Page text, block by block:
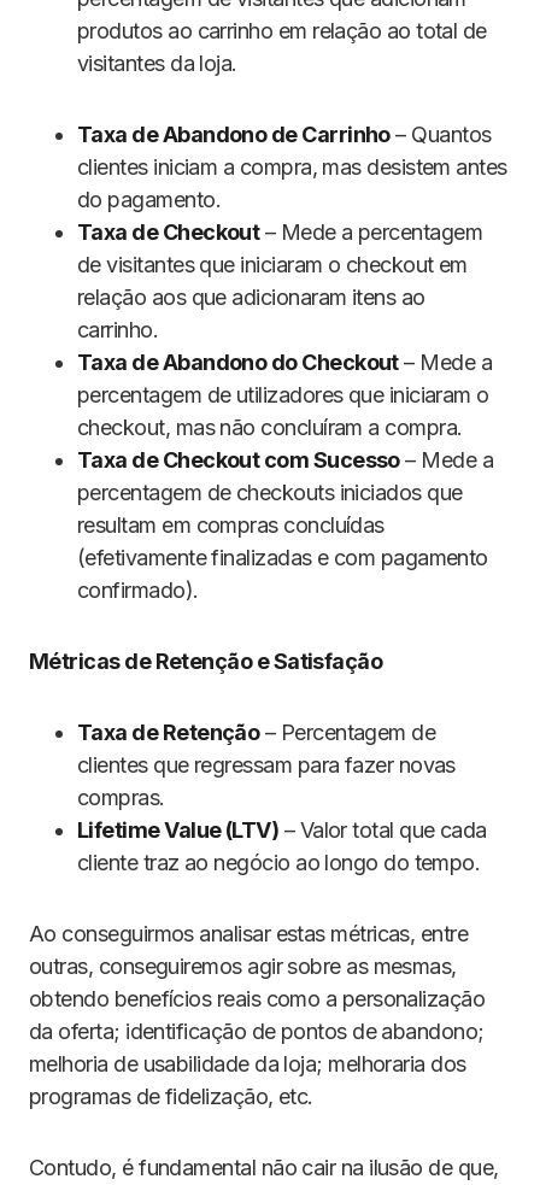
produtos ao carrinho em relação ao total de
visitantes da loja.
Taxa de Abandono de Carrinho– Quantos
clientes iniciam a compra, mas desistem antes
do pagamento.
Taxa de Checkout– Mede a percentagem
de visitantes que iniciaram o checkout em
relação aos que adicionaram itens ao
carrinho.
Taxa de Abandono do Checkout– Mede a
percentagem de utilizadores que iniciaram o
checkout, mas não concluíram a compra.
Taxa de Checkout com Sucesso– Mede a
percentagem de checkouts iniciados que
resultam em compras concluídas
(efetivamente finalizadas e com pagamento
confirmado).
Métricas de Retenção e Satisfação
Taxa de Retenção– Percentagem de
clientes que regressam para fazer novas
compras.
Lifetime Value (LTV) – Valor total que cada
cliente traz ao negócio ao longo do tempo.
Ao conseguirmos analisar estas métricas, entre
outras, conseguiremos agir sobre as mesmas,
obtendo benefícios reais como a personalização
da oferta; identificação de pontos de abandono;
melhoria de usabilidade da loja; melhoraria dos
programas de fidelização, etc.
Contudo, é fundamental não cair na ilusão de que,